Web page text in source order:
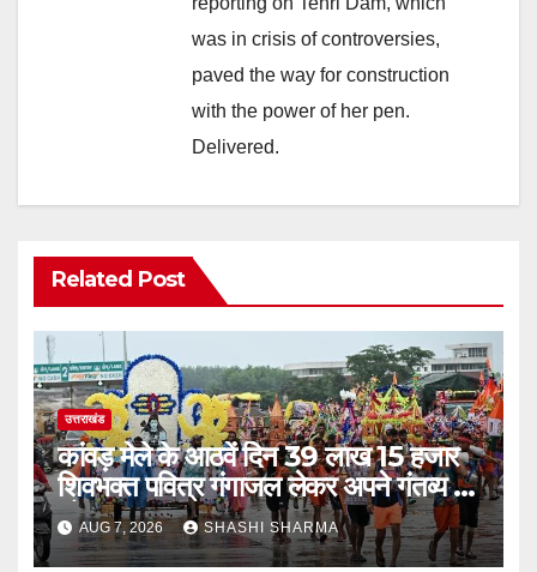
was in crisis of controversies,
paved the way for construction
with the power of her pen.
Delivered.
Related Post
उत्तराखंड
कांवड़ मेले के आठवें दिन 39 लाख 15 हजार
शिवभक्त पवित्र गंगाजल लेकर अपने गंतव्य की
ओर हुए रवाना
AUG 7, 2026 SHASHI SHARMA